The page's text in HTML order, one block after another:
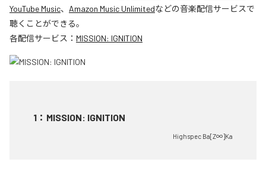
YouTube Music、 Amazon Music Unlimitedなどの音楽配信サービスで
聴くことができる。
各配信サービス： MISSION: IGNITION
1 ： MISSION: IGNITION
Highspec Ba[Z∞]Ka